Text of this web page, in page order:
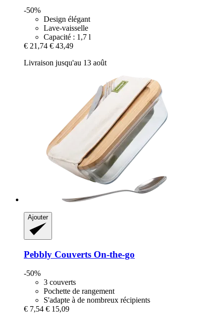
-50%
Design élégant
Lave-vaisselle
Capacité : 1,7 l
€ 21,74 € 43,49
Livraison jusqu'au 13 août
Ajouter
Pebbly Couverts On-​the-​go
-50%
3 couverts
Pochette de rangement
S'adapte à de nombreux récipients
€ 7,54 € 15,09